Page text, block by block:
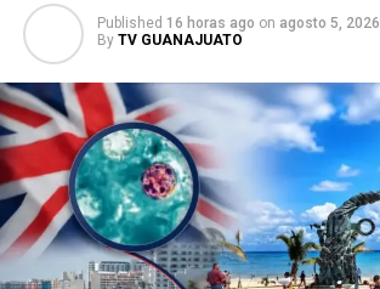
Published 16 horas ago on agosto 5, 2026
By TV GUANAJUATO